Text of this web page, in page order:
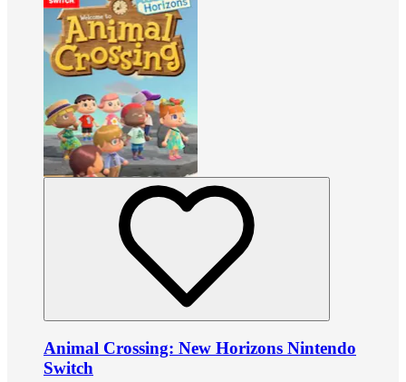
Animal Crossing: New Horizons Nintendo
Switch